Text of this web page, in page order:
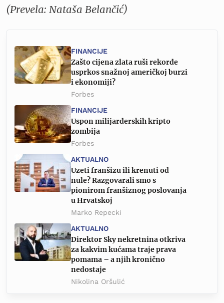
(Prevela: Nataša Belančić)
FINANCIJE
Zašto cijena zlata ruši rekorde
usprkos snažnoj američkoj burzi
i ekonomiji?
Forbes
FINANCIJE
Uspon milijarderskih kripto
zombija
Forbes
AKTUALNO
Uzeti franšizu ili krenuti od
nule? Razgovarali smo s
pionirom franšiznog poslovanja
u Hrvatskoj
Marko Repecki
AKTUALNO
Direktor Sky nekretnina otkriva
za kakvim kućama traje prava
pomama – a njih kronično
nedostaje
Nikolina Oršulić